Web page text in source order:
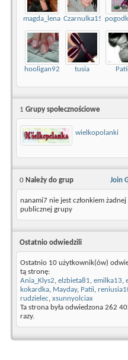
magda_lena Czarnulka1523
hooligan92 tusia
1 Grupy społecznościowe
wielkopolanki
Join
0 Należy do grup
nanami7 nie jest członkiem żadnej
publicznej grupy
Ostatnio odwiedzili
Ostatnio 10 użytkownik(ów)
tą stronę:
Ania_Klys2, elzbieta81, emilka13,
kokardka, Mayday, Patii,
rudzielec, xsunnyolciax
Ta strona była odwiedzona 262
razy.